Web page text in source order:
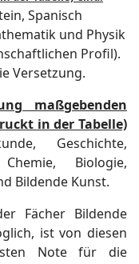
Spanisch
und Physik
Profil).
Versetzung.
maßgebenden
in der Tabelle)
Geschichte,
Biologie,
Bildende Kunst.
Fächer Bildende
ist von diesen
Note für die